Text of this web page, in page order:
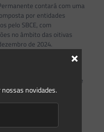
contará com uma
por entidades
pelo SBCE, com
no âmbito das oitivas
de 2024.
Regulatórios será
da Fazenda, no
de publicação do ato que
SBCE.
Técnico Consultivo
observará, no
novidades.
×